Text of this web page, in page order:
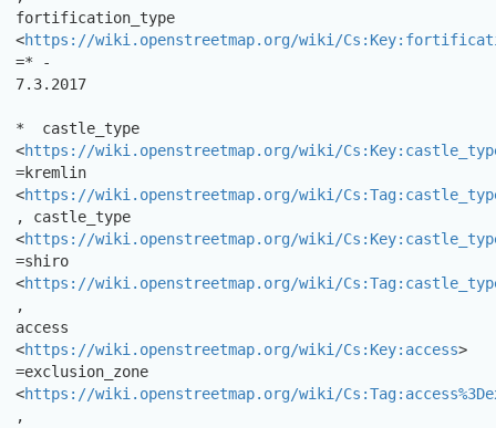
fortification_type
<https://wiki.openstreetmap.org/wiki/
=* -
7.3.2017
*  castle_type
<https://wiki.openstreetmap.org/wiki/
=kremlin
<https://wiki.openstreetmap.org/wiki/
, castle_type
<https://wiki.openstreetmap.org/wiki/
=shiro
<https://wiki.openstreetmap.org/wiki/
,
access
<https://wiki.openstreetmap.org/wiki/Cs:Key:access>
=exclusion_zone
<https://wiki.openstreetmap.org/wiki/
,